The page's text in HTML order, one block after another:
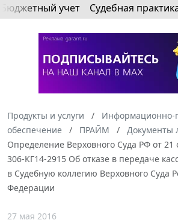
Бюджетный учет Судебная
Продукты и услуги
Информационно-
обеспечение
ПРАЙМ
Документы
Определение Верховного Суда РФ от 21
306-КГ14-2915 Об отказе в передаче
в Судебную коллегию Верховного Суда
Федерации
27 мая 2016